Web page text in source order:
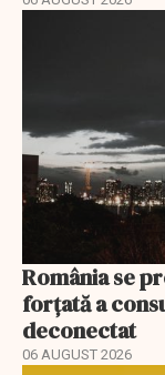
România se
forțată a
deconectat
06 AUGUST 2026